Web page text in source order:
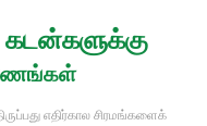
எதிர்கால சிரமங்களைக்